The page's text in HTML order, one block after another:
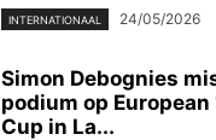
INTERNATIONAAL 24/05/2026
Simon Debognies
podium op
Cup in La...